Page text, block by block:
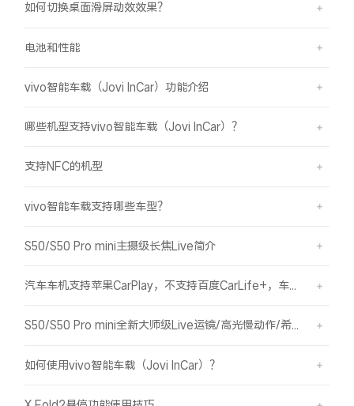
如何切换桌面滑屏动效效果？
电池和性能
vivo智能车载（Jovi InCar）功能介绍
哪些机型支持vivo智能车载（Jovi InCar）？
支持NFC的机型
vivo智能车载支持哪些车型？
S50/S50 Pro mini主摄级长焦Live简介
S50/S50 Pro mini全新大师级Live运镜/高光慢动作/希区柯克/变焦运镜简介
如何使用vivo智能车载（Jovi InCar）？